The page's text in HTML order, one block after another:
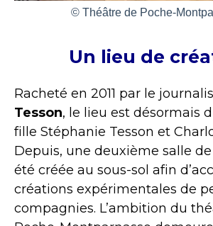
© Théâtre de Poche-
Un lieu de
Racheté en 2011 par le
Tesson, le lieu est désormais
fille Stéphanie Tesson et
Depuis, une deuxième salle de
été créée au sous-sol afin
créations expérimentales de
compagnies. L’ambition du